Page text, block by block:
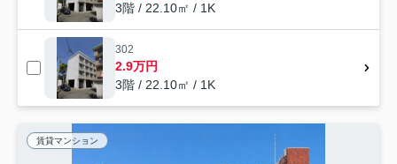
3階 / 22.10㎡ / 1K
302
2.9万円
3階 / 22.10㎡ / 1K
賃貸マンション